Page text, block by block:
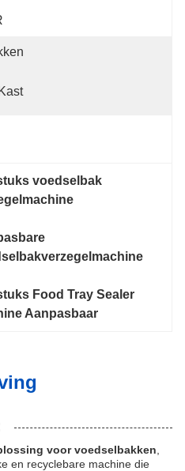
voedselbak
Food Tray Sealer
Aanpasbaar
voor voedselbakken
en recyclebare machine die